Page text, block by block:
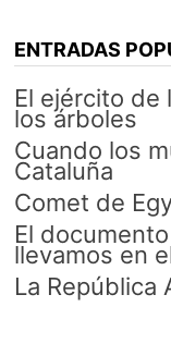
ENTRADAS
El ejército de
los árboles
Cuando los
Cataluña
Comet de
El
llevamos en
La República